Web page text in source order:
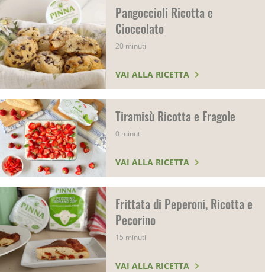
Pangoccioli Ricotta e
Cioccolato
20 minuti
VAI ALLA RICETTA
Tiramisù Ricotta e Fragole
0 minuti
VAI ALLA RICETTA
Frittata di Peperoni, Ricotta e
Pecorino
15 minuti
VAI ALLA RICETTA